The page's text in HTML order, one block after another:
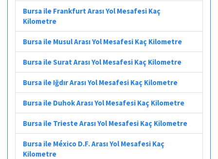
Bursa ile Frankfurt Arası Yol Mesafesi Kaç
Kilometre
Bursa ile Musul Arası Yol Mesafesi Kaç Kilometre
Bursa ile Surat Arası Yol Mesafesi Kaç Kilometre
Bursa ile Iğdır Arası Yol Mesafesi Kaç Kilometre
Bursa ile Duhok Arası Yol Mesafesi Kaç Kilometre
Bursa ile Trieste Arası Yol Mesafesi Kaç Kilometre
Bursa ile México D.F. Arası Yol Mesafesi Kaç
Kilometre